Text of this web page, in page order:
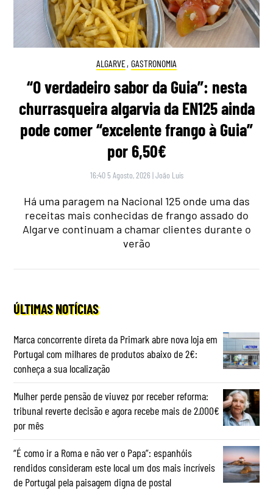
ALGARVE, GASTRONOMIA
“O verdadeiro sabor da Guia”: nesta
churrasqueira algarvia da EN125 ainda
pode comer “excelente frango à Guia”
por 6,50€
16:40 5 Agosto, 2026 |João Luís
Há uma paragem na Nacional 125 onde uma das
receitas mais conhecidas de frango assado do
Algarve continuam a chamar clientes durante o
verão
ÚLTIMAS NOTÍCIAS
Marca concorrente direta da Primark abre nova loja em
Portugal com milhares de produtos abaixo de 2€:
conheça a sua localização
Mulher perde pensão de viuvez por receber reforma:
tribunal reverte decisão e agora recebe mais de 2.000€
por mês
“É como ir a Roma e não ver o Papa”: espanhóis
rendidos consideram este local um dos mais incríveis
de Portugal pela paisagem digna de postal